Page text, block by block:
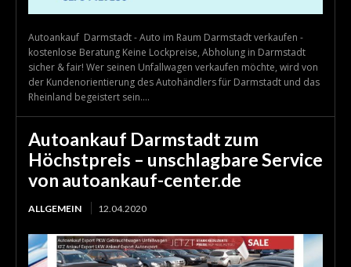
Autoankauf Darmstadt - Auto im Raum Darmstadt verkaufen -
kostenlose Beratung Keine Lockpreise, Abholung in Darmstadt
sicher & fair! Wer seinen Unfallwagen verkaufen möchte, wird von
der Kundenorientierung des Autohändlers für Darmstadt und das
Rheinland begeistert sein....
Autoankauf Darmstadt zum
Höchstpreis – unschlagbare Service
von autoankauf-center.de
ALLGEMEIN 12.04.2020